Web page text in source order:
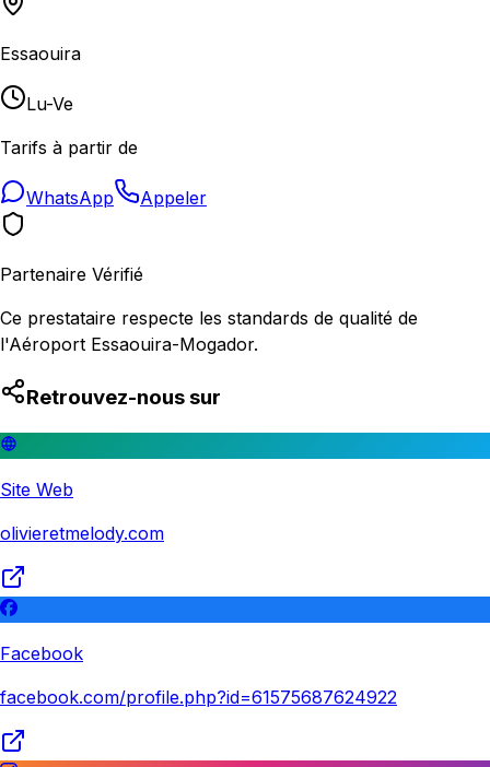
Essaouira
Lu-Ve
Tarifs à partir de
WhatsApp Appeler
Partenaire Vérifié
Ce prestataire respecte les standards de qualité de
l'Aéroport Essaouira-Mogador.
Retrouvez-nous sur
Site Web
olivieretmelody.com
Facebook
facebook.com/profile.php?id=61575687624922